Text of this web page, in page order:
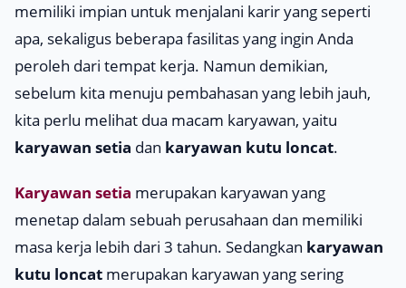
memiliki impian untuk menjalani karir yang seperti
apa, sekaligus beberapa fasilitas yang ingin Anda
peroleh dari tempat kerja. Namun demikian,
sebelum kita menuju pembahasan yang lebih jauh,
kita perlu melihat dua macam karyawan, yaitu
karyawan setia dan karyawan kutu loncat.
Karyawan setia merupakan karyawan yang
menetap dalam sebuah perusahaan dan memiliki
masa kerja lebih dari 3 tahun. Sedangkan karyawan
kutu loncat merupakan karyawan yang sering